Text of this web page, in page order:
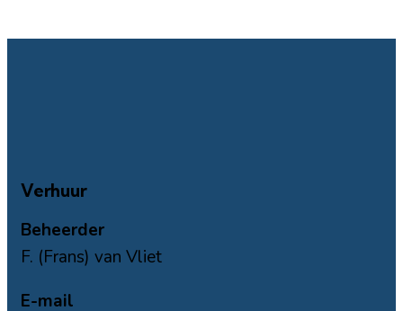
Verhuur
Beheerder
F. (Frans) van Vliet
E-mail